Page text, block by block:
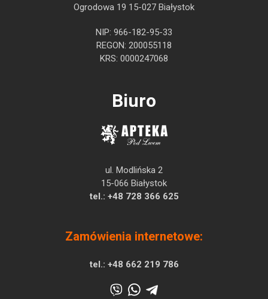
Ogrodowa 19 15-027 Białystok
NIP: 966-182-95-33
REGON: 200055118
KRS: 0000247068
Biuro
ul. Modlińska 2
15-066 Białystok
tel.: +48 728 366 625
Zamówienia internetowe:
tel.: +48 662 219 786